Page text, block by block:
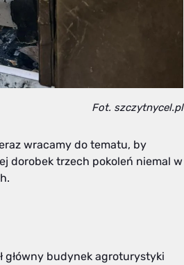
Fot. szczytnycel.pl
wracamy do tematu, by
dorobek trzech pokoleń niemal w
główny budynek agroturystyki